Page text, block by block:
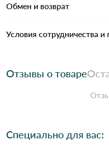
Обмен и возврат
Условия сотрудничества
Отзывы о товаре
Специально для вас: